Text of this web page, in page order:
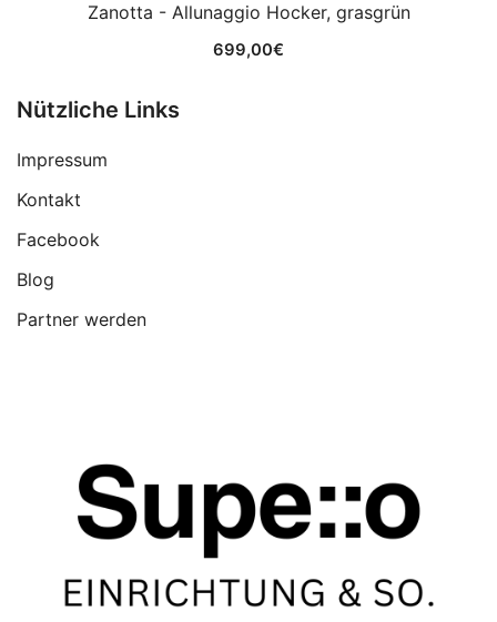
Zanotta - Allunaggio Hocker, grasgrün
699,00€
Nützliche Links
Impressum
Kontakt
Facebook
Blog
Partner werden